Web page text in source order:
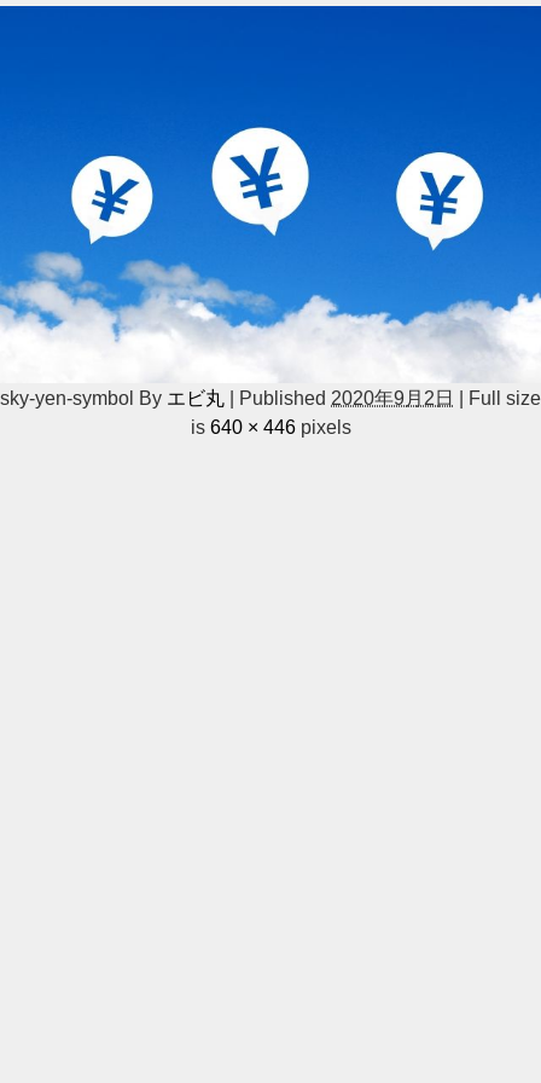
sky-yen-symbol By エビ丸 Published 2020年9月2日
Full size
is 640 × 446pixels